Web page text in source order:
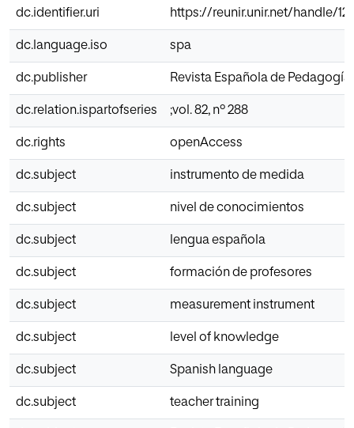
dc.identifier.uri https://reunir.unir.net/handle/
dc.language.iso spa
dc.publisher Revista Española de Pedagogía
dc.relation.ispartofseries ;vol. 82, nº 288
dc.rights openAccess
dc.subject instrumento de medida
dc.subject nivel de conocimientos
dc.subject lengua española
dc.subject formación de profesores
dc.subject measurement instrument
dc.subject level of knowledge
dc.subject Spanish language
dc.subject teacher training